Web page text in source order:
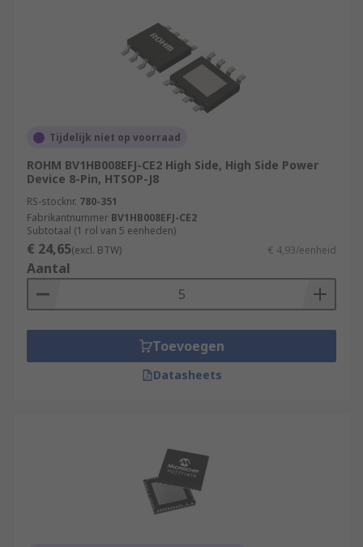
Tijdelijk niet op voorraad
ROHM BV1HB008EFJ-CE2 High Side, High Side Power
Device 8-Pin, HTSOP-J8
RS-stocknr. 780-351
Fabrikantnummer BV1HB008EFJ-CE2
Subtotaal (1 rol van 5 eenheden)
€ 24,65(excl. BTW) € 4,93/eenheid
Aantal
Toevoegen
Datasheets